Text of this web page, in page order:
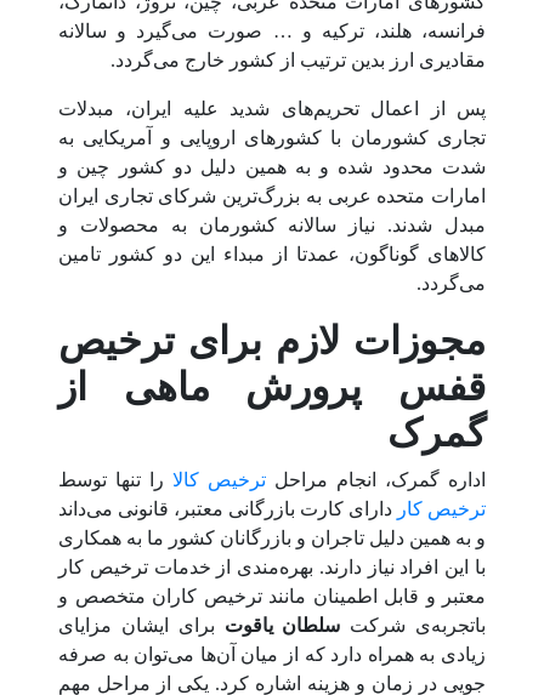
فرانسه، هلند، ترکیه و … صورت می‌گیرد و سالانه
مقادیری ارز بدین ترتیب از کشور خارج می‌گردد.
پس از اعمال تحریم‌های شدید علیه ایران، مبدلات
تجاری کشورمان با کشورهای اروپایی و آمریکایی به
شدت محدود شده و به همین دلیل دو کشور چین و
امارات متحده عربی به بزرگ‌ترین شرکای تجاری ایران
مبدل شدند. نیاز سالانه کشورمان به محصولات و
کالاهای گوناگون، عمدتا از مبداء این دو کشور تامین
می‌گردد.
مجوزات لازم برای ترخیص
قفس پرورش ماهی از
گمرک
اداره گمرک، انجام مراحل ترخیص کالا را تنها توسط
ترخیص کار دارای کارت بازرگانی معتبر، قانونی می‌داند
و به همین دلیل تاجران و بازرگانان کشور ما به همکاری
با این افراد نیاز دارند. بهره‌مندی از خدمات ترخیص کار
معتبر و قابل اطمینان مانند ترخیص کاران متخصص و
باتجربه‌ی شرکت سلطان یاقوت برای ایشان مزایای
زیادی به همراه دارد که از میان آن‌ها می‌توان به صرفه
جویی در زمان و هزینه اشاره کرد. یکی از مراحل مهم